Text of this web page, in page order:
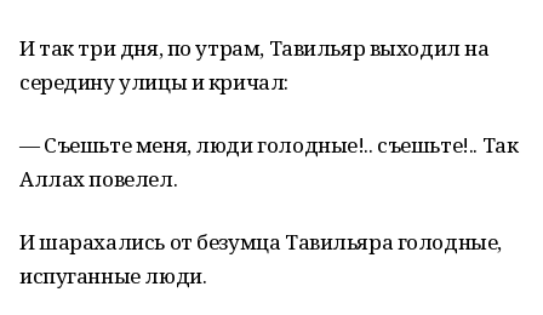
И так три дня, по утрам, Тавильяр выходил на
середину улицы и кричал:
— Съешьте меня, люди голодные!.. съешьте!.. Так
Аллах повелел.
И шарахались от безумца Тавильяра голодные,
испуганные люди.